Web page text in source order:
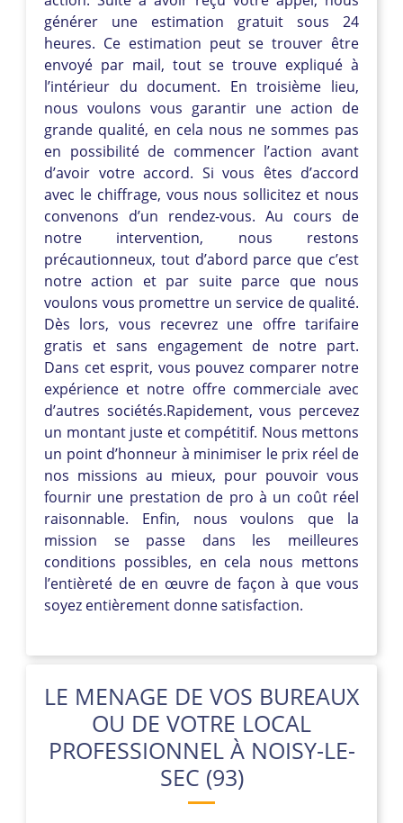
générer une estimation gratuit sous 24
heures. Ce estimation peut se trouver être
envoyé par mail, tout se trouve expliqué à
l’intérieur du document. En troisième lieu,
nous voulons vous garantir une action de
grande qualité, en cela nous ne sommes pas
en possibilité de commencer l’action avant
d’avoir votre accord. Si vous êtes d’accord
avec le chiffrage, vous nous sollicitez et nous
convenons d’un rendez-vous. Au cours de
notre intervention, nous restons
précautionneux, tout d’abord parce que c’est
notre action et par suite parce que nous
voulons vous promettre un service de qualité.
Dès lors, vous recevrez une offre tarifaire
gratis et sans engagement de notre part.
Dans cet esprit, vous pouvez comparer notre
expérience et notre offre commerciale avec
d’autres sociétés.Rapidement, vous percevez
un montant juste et compétitif. Nous mettons
un point d’honneur à minimiser le prix réel de
nos missions au mieux, pour pouvoir vous
fournir une prestation de pro à un coût réel
raisonnable. Enfin, nous voulons que la
mission se passe dans les meilleures
conditions possibles, en cela nous mettons
l’entièreté de en œuvre de façon à que vous
soyez entièrement donne satisfaction.
LE MENAGE DE VOS BUREAUX
OU DE VOTRE LOCAL
PROFESSIONNEL À NOISY-LE-
SEC (93)